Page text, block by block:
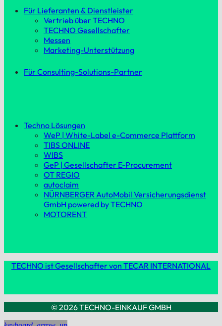
Für Lieferanten & Dienstleister
Vertrieb über TECHNO
TECHNO Gesellschafter
Messen
Marketing-Unterstützung
Für Consulting-Solutions-Partner
Techno Lösungen
WeP | White-Label e-Commerce Plattform
TIBS ONLINE
WIBS
GeP | Gesellschafter E-Procurement
OT REGIO
autoclaim
NÜRNBERGER AutoMobil Versicherungsdienst
GmbH powered by TECHNO
MOTORENT
TECHNO ist Gesellschafter von TECAR INTERNATIONAL
© 2026 TECHNO-EINKAUF GMBH